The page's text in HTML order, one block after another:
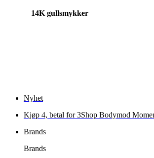
14K gullsmykker
Nyhet
Kjøp 4, betal for 3Shop Bodymod
Brands
Brands